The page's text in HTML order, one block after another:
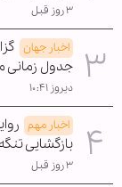
۳ روز قبل
اخبار جهان
جدول زمانی
دیروز ۱۰:۴۱
اخبار مهم
بازگشایی
۳ روز قبل